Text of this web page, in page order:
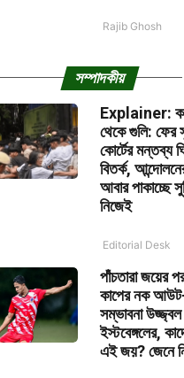
Rajib Ghosh
সম্পাদকীয়
Explainer:
থেকে গুলি: ফের
কোর্টের মন্তব্য
বিতর্ক,
আবার পাকাচ্ছে
নিজেই
Editorial Desk
পাঁচতারা জয়ের
কাপের নক আউট-
সম্ভাবনা
ইস্টবেঙ্গলের,
এই জয়? জেনে